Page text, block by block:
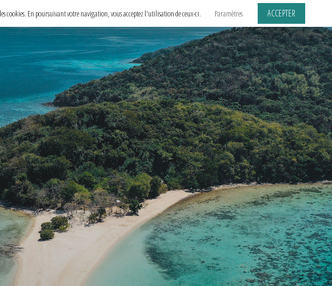
cookies. En poursuivant votre navigation, vous acceptez l'utilisation de ceux-ci. Paramètres ACCEPTER